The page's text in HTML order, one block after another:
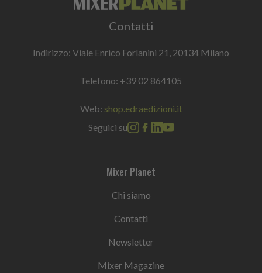
Contatti
Indirizzo: Viale Enrico Forlanini 21, 20134 Milano
Telefono: +39 02 864105
Web: shop.edraedizioni.it
Seguici su
Mixer Planet
Chi siamo
Contatti
Newsletter
Mixer Magazine